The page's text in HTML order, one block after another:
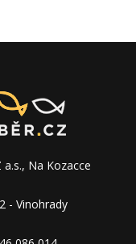
a.s., Na Kozacce
- Vinohrady